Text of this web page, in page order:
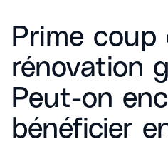
Prime coup
rénovation
Peut-on
bénéficier